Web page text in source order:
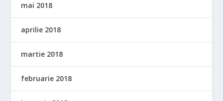
mai 2018
aprilie 2018
martie 2018
februarie 2018